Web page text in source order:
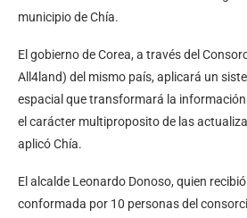
municipio de Chía.
El gobierno de Corea, a través del
All4land) del mismo país, aplicará un
espacial que transformará la
el carácter multiproposito de las
aplicó Chía.
El alcalde Leonardo Donoso, quien
conformada por 10 personas del